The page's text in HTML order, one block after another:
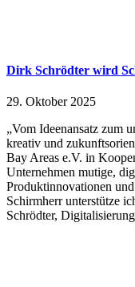
Dirk Schrödter wird
29. Oktober 2025
„Vom Ideenansatz zum
kreativ und
Bay Areas e.V. in
Unternehmen mutige,
Produktinnovationen
Schirmherr unterstütze
Schrödter,